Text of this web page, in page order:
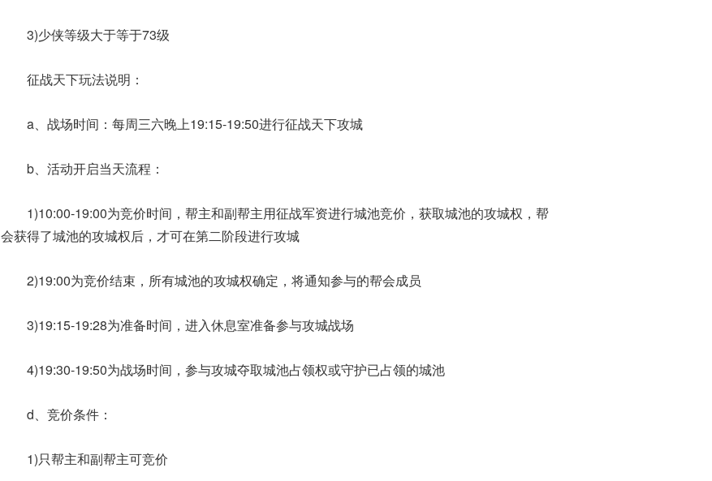
3)少侠等级大于等于73级
征战天下玩法说明：
a、战场时间：每周三六晚上19:15-19:50进行征战天下攻城
b、活动开启当天流程：
1)10:00-19:00为竞价时间，帮主和副帮主用征战军资进行城池竞价，获取城池的攻城权，帮
会获得了城池的攻城权后，才可在第二阶段进行攻城
2)19:00为竞价结束，所有城池的攻城权确定，将通知参与的帮会成员
3)19:15-19:28为准备时间，进入休息室准备参与攻城战场
4)19:30-19:50为战场时间，参与攻城夺取城池占领权或守护已占领的城池
d、竞价条件：
1)只帮主和副帮主可竞价